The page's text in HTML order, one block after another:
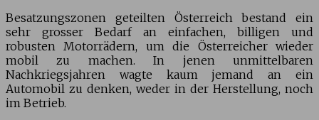
Besatzungszonen geteilten Österreich bestand ein
sehr grosser Bedarf an einfachen, billigen und
robusten Motorrädern, um die Österreicher wieder
mobil zu machen. In jenen unmittelbaren
Nachkriegsjahren wagte kaum jemand an ein
Automobil zu denken, weder in der Herstellung, noch
im Betrieb.